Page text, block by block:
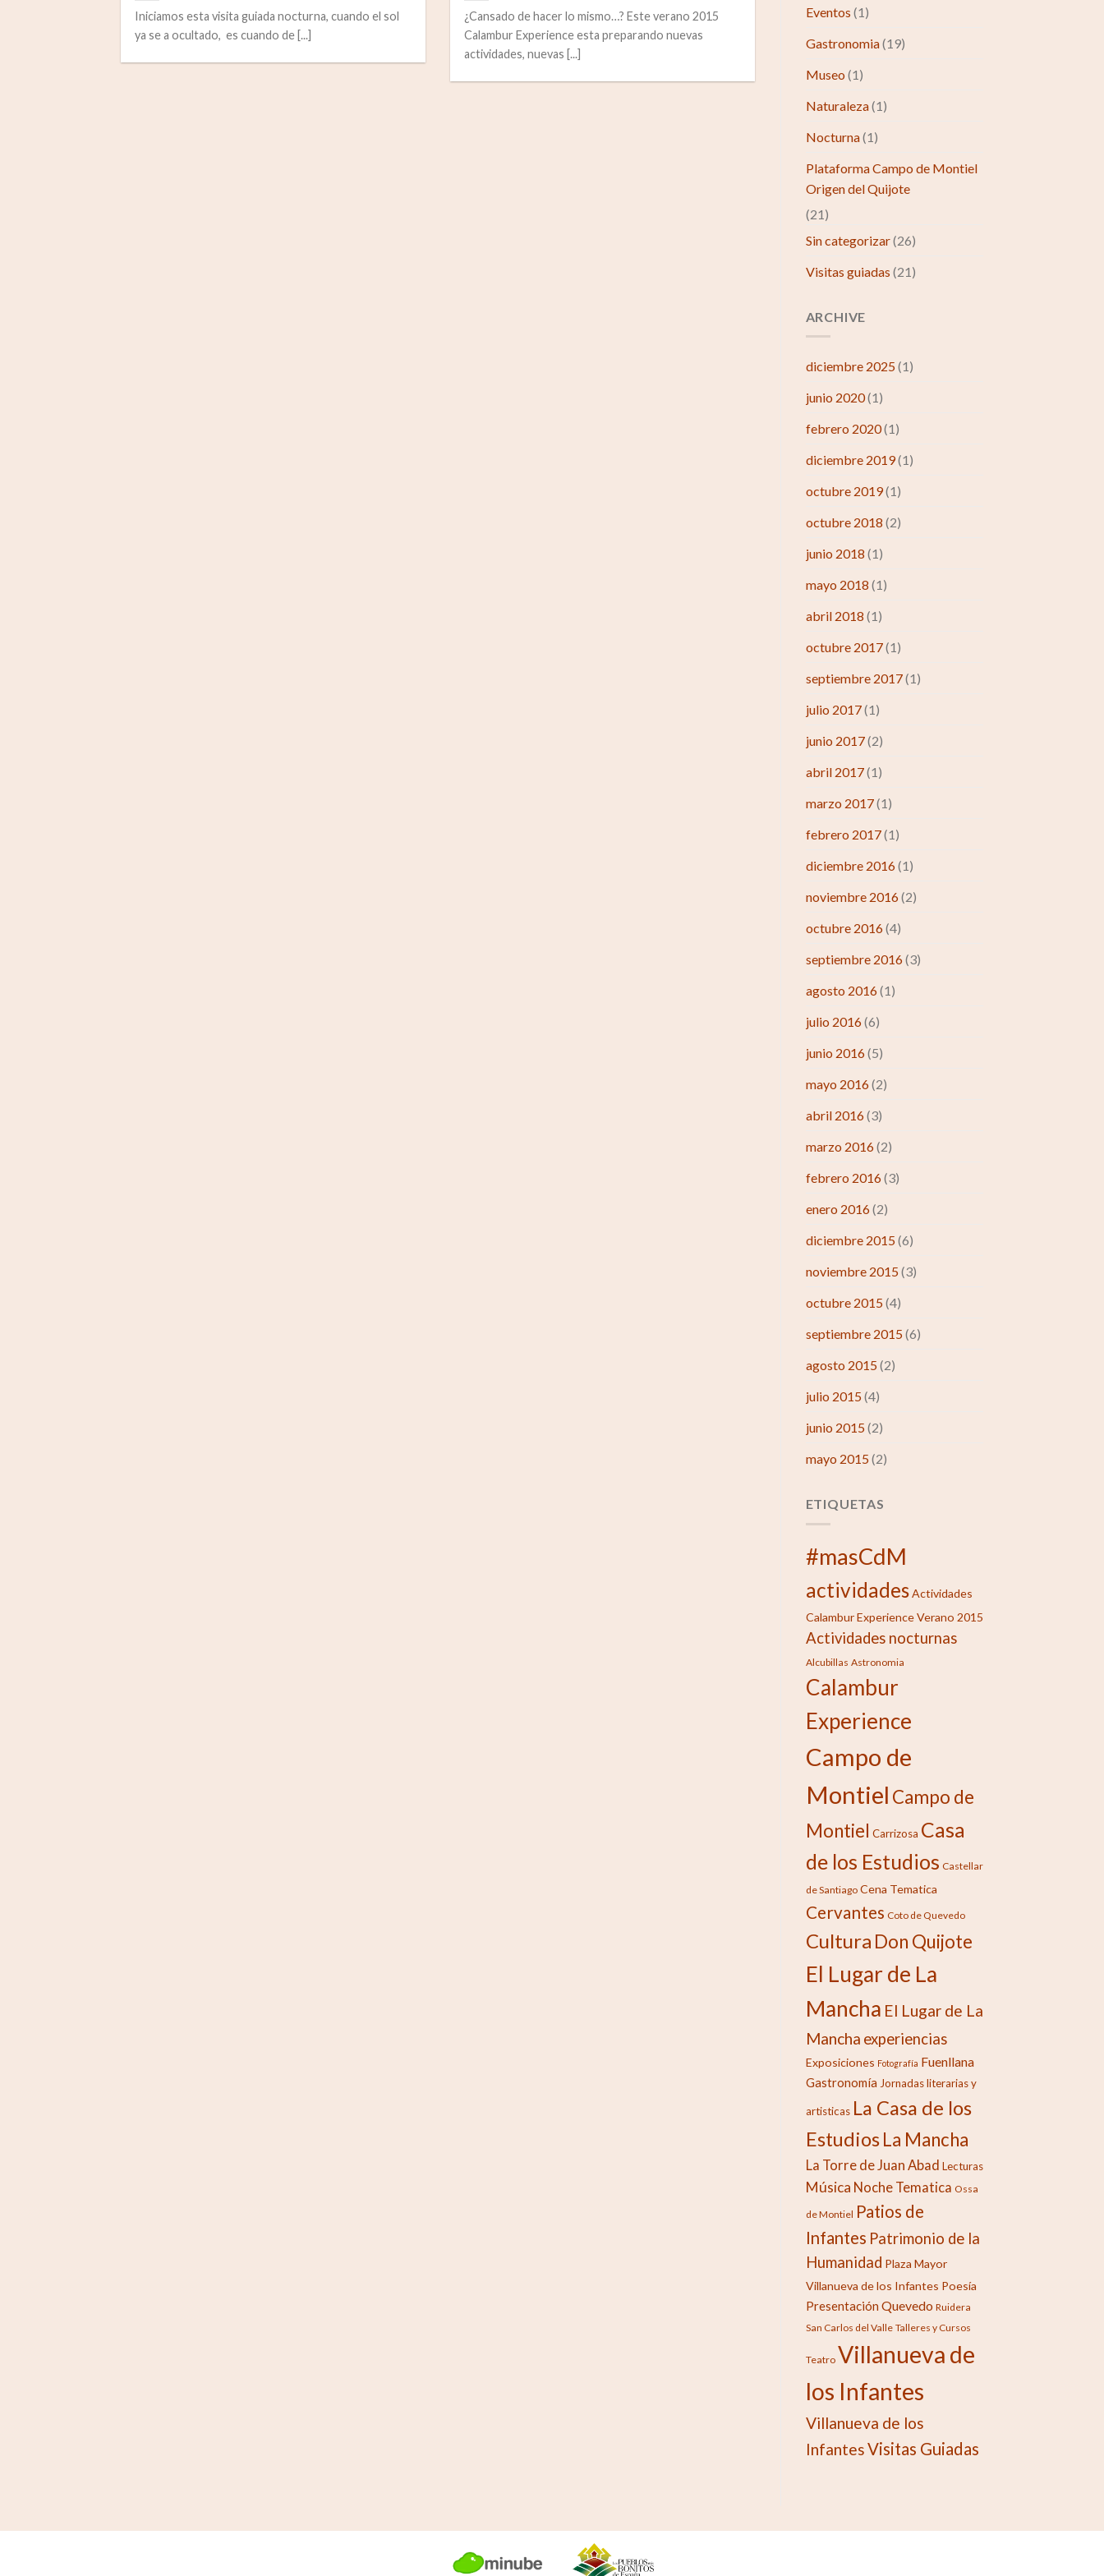
Iniciamos esta visita guiada nocturna, cuando el sol
ya se a ocultado, es cuando de [...]
¿Cansado de hacer lo mismo…? Este verano 2015
Calambur Experience esta preparando nuevas
actividades, nuevas [...]
Eventos (1)
Gastronomia(19)
Museo (1)
Naturaleza(1)
Nocturna(1)
Plataforma Campo de Montiel
Origen del Quijote
(21)
Sin categorizar(26)
Visitas guiadas (21)
ARCHIVE
diciembre 2025(1)
junio 2020(1)
febrero 2020(1)
diciembre 2019(1)
octubre 2019(1)
octubre 2018 (2)
junio 2018 (1)
mayo 2018 (1)
abril 2018 (1)
octubre 2017(1)
septiembre 2017(1)
julio 2017(1)
junio 2017(2)
abril 2017(1)
marzo 2017(1)
febrero 2017(1)
diciembre 2016(1)
noviembre 2016(2)
octubre 2016(4)
septiembre 2016(3)
agosto 2016(1)
julio 2016(6)
junio 2016(5)
mayo 2016(2)
abril 2016(3)
marzo 2016(2)
febrero 2016(3)
enero 2016(2)
diciembre 2015(6)
noviembre 2015(3)
octubre 2015(4)
septiembre 2015(6)
agosto 2015(2)
julio 2015(4)
junio 2015(2)
mayo 2015(2)
ETIQUETAS
#masCdM
actividades Actividades
Calambur Experience Verano 2015
Actividades nocturnas
Alcubillas Astronomia
Calambur
Experience
Campo de
Montiel Campo de
Montiel Carrizosa Casa
de los Estudios Castellar
de Santiago Cena Tematica
Cervantes Coto de Quevedo
Cultura Don Quijote
El Lugar de La
Mancha El Lugar de La
Mancha experiencias
Exposiciones Fotografía Fuenllana
Gastronomía Jornadas literarias y
artisticas La Casa de los
Estudios La Mancha
La Torre de Juan Abad Lecturas
Música Noche Tematica Ossa
de Montiel Patios de
Infantes Patrimonio de la
Humanidad Plaza Mayor
Villanueva de los Infantes Poesía
Presentación Quevedo Ruidera
San Carlos del Valle Talleres y Cursos
Teatro Villanueva de
los Infantes
Villanueva de los
InfantesVisitas Guiadas